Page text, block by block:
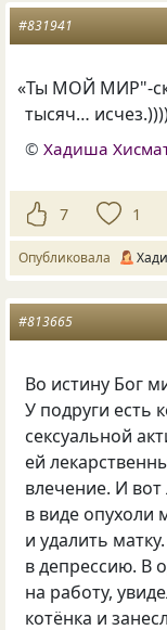
#831941
«Ты МОЙ МИР"-
тысяч…
©Хадиша
7 1
Опубликовала
#813665
Во истину Бог
У подруги есть
сексуальной
ей
влечение. И
в виде опухоли
и удалить
в депрессию. В
на работу,
котёнка и